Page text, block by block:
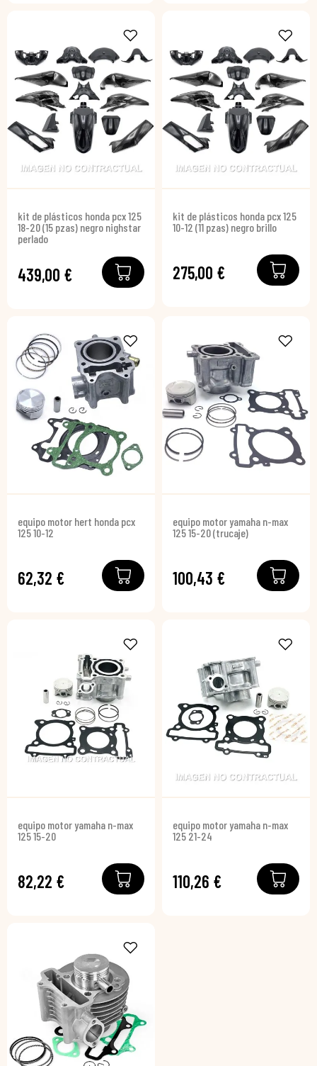
kit de plásticos honda pcx 125
18-20 (15 pzas) negro nighstar
perlado
439,00 €
kit de plásticos honda pcx 125
10-12 (11 pzas) negro brillo
275,00 €
equipo motor hert honda pcx
125 10-12
62,32 €
equipo motor yamaha n-max
125 15-20 (trucaje)
100,43 €
equipo motor yamaha n-max
125 15-20
82,22 €
equipo motor yamaha n-max
125 21-24
110,26 €